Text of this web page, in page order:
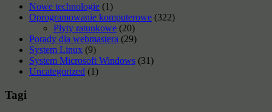
Nowe technologie (1)
Oprogramowanie komputerowe (322)
Płyty ratunkowe (20)
Porady dla webmastera (29)
System Linux (9)
System Microsoft Windows (31)
Uncategorized (1)
Tagi